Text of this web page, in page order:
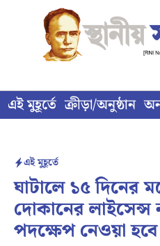
content
এই মুহূর্তে ক্রীড়া/অনুষ্ঠান
এই মুহূর্তে
ঘাটালে ১৫ দিনের
দোকানের
পদক্ষেপ নেওয়া হবে